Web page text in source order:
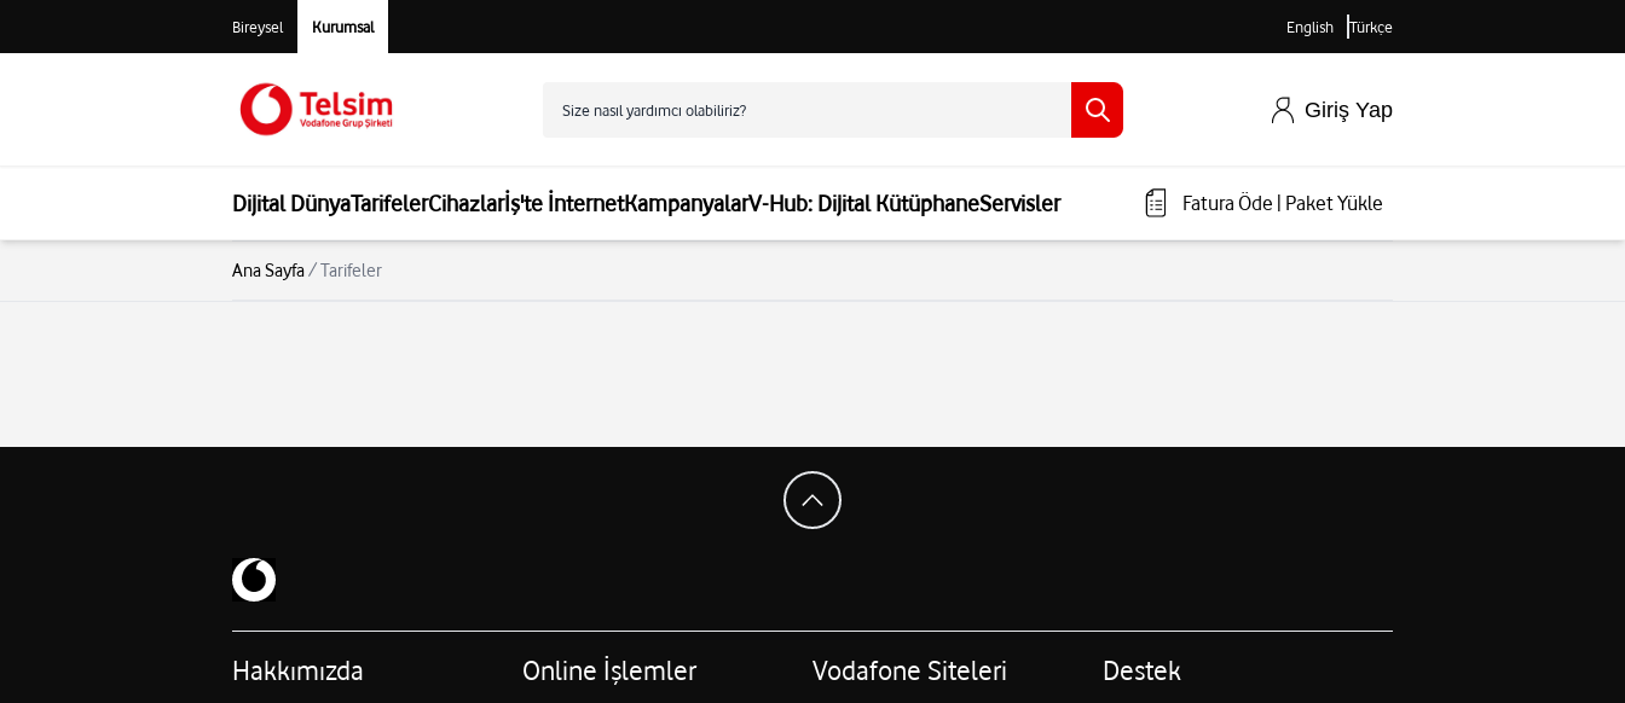
Bireysel Kurumsal English Türkçe
Giriş Yap
Dijital DünyaTarifelerCihazlarİş'te İnternetKampanyalarV-Hub: Dijital KütüphaneServisler Fatura Öde Paket Yükle
Ana Sayfa/Tarifeler
Hakkımızda Online İşlemler Vodafone Siteleri Destek